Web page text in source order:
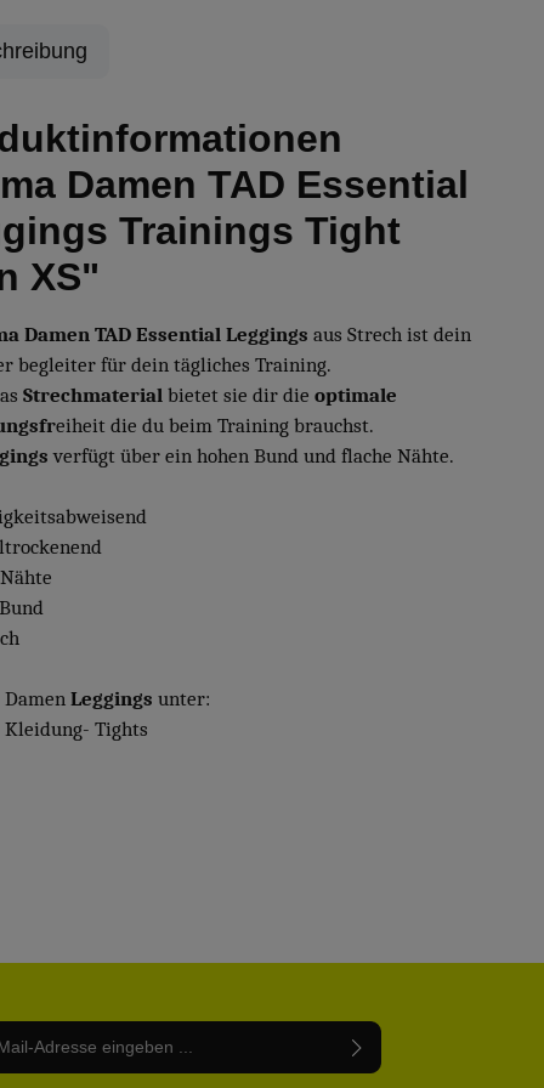
Damen TAD Essential
Trainings Tight
XS"
Damen TAD Essential Leggings aus Strech ist dein
begleiter für dein tägliches Training.
Strechmaterial bietet sie dir die optimale
eiheit die du beim Training brauchst.
verfügt über ein hohen Bund und flache Nähte.
Leggings unter:
Kleidung- Tights